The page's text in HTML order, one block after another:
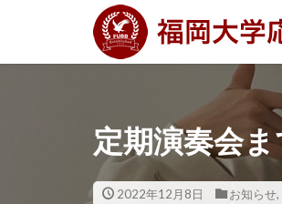
定期演奏会
2022年12月8日 お知らせ,